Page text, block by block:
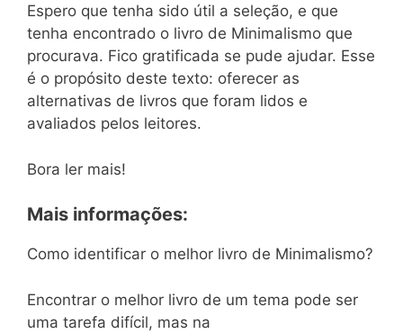
Espero que tenha sido útil a seleção, e que
tenha encontrado o livro de Minimalismo que
procurava. Fico gratificada se pude ajudar. Esse
é o propósito deste texto: oferecer as
alternativas de livros que foram lidos e
avaliados pelos leitores.
Bora ler mais!
Mais informações:
Como identificar o melhor livro de Minimalismo?
Encontrar o melhor livro de um tema pode ser
uma tarefa difícil, mas na